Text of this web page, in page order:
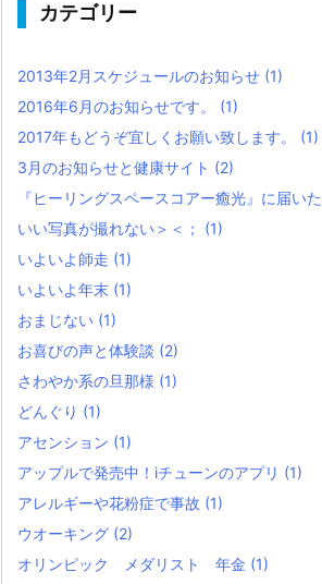
カテゴリー
2013年2月スケジュールのお知らせ (1)
2016年6月のお知らせです。 (1)
2017年もどうぞ宜しくお願い致します。 (1)
3月のお知らせと健康サイト (2)
『ヒーリングスペースコアー癒光』に届いた
いい写真が撮れない＞＜； (1)
いよいよ師走 (1)
いよいよ年末 (1)
おまじない (1)
お喜びの声と体験談 (2)
さわやか系の旦那様 (1)
どんぐり (1)
アセンション (1)
アップルで発売中！iチューンのアプリ (1)
アレルギーや花粉症で事故 (1)
ウオーキング (2)
オリンピック メダリスト 年金 (1)